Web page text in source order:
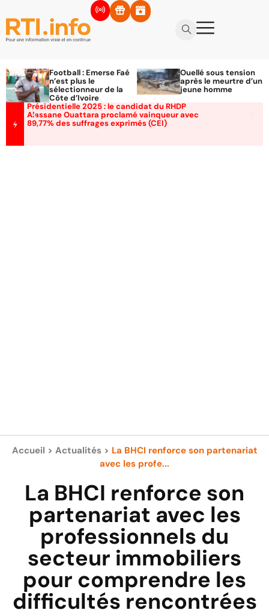
Football : Emerse Faé
n’est plus le
sélectionneur de la
Côte d’Ivoire
Ouellé sous tension
après le meurtre d’un
jeune homme
Présidentielle 2025 : le candidat du RHDP
Alassane Ouattara proclamé vainqueur avec
89,77% des suffrages exprimés (CEI)
Accueil > Actualités> La BHCI renforce son partenariat
avec les profe...
La BHCI renforce son
partenariat avec les
professionnels du
secteur immobiliers
pour comprendre les
difficultés rencontrées